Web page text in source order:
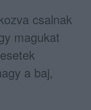
csalnak
magukat
a baj,